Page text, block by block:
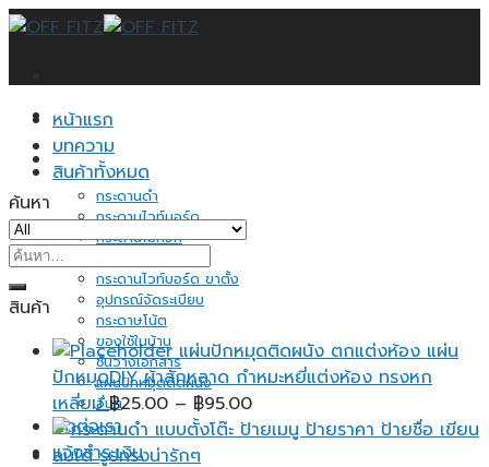
Skip
หน้าแรก
บทความ
สินค้าทั้งหมด
กระดานดำ
กระดานไวท์บอร์ด
กระดานไม้ก็อก
กระดานไวท์บอร์ด ขาตั้ง
อุปกรณ์จัดระเบียบ
กระดาษโน้ต
ของใช้ในบ้าน
ชั้นวางเอกสาร
แผ่นปักหมุดติดผนัง
อื่นๆ
ติดต่อเรา
แจ้งชำระเงิน
ค้นหา
ค้นหา:
สินค้า
แผ่นปักหมุดติดผนัง ตกแต่งห้อง แผ่น
ปักหมุดDIY ผ้าสักหลาด กำหมะหยี่แต่งห้อง ทรงหก
เหลี่ยม ฿25.00 – ฿95.00Price
range: